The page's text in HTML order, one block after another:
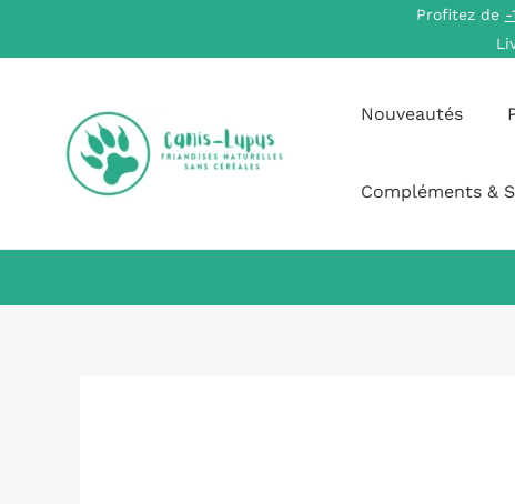
Profitez de -
Nouveautés
Compléments &